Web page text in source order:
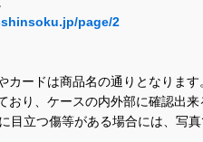
page/2
ードは商品名の通りとなります
り、ケースの内外部に確認出
立つ傷等がある場合には、